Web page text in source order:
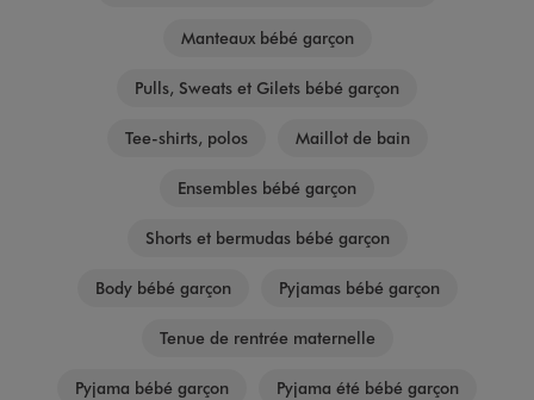
Manteaux bébé garçon
Pulls, Sweats et Gilets bébé garçon
Tee-shirts, polos Maillot de bain
Ensembles bébé garçon
Shorts et bermudas bébé garçon
Body bébé garçon Pyjamas bébé garçon
Tenue de rentrée maternelle
Pyjama bébé garçon Pyjama été bébé garçon